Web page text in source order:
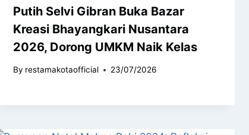
Putih Selvi Gibran Buka Bazar
Kreasi Bhayangkari Nusantara
2026, Dorong UMKM Naik Kelas
By restamakotaofficial 23/07/2026